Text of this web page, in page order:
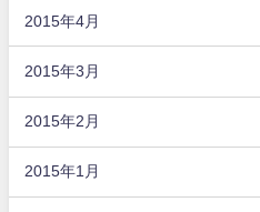
2015年4月
2015年3月
2015年2月
2015年1月